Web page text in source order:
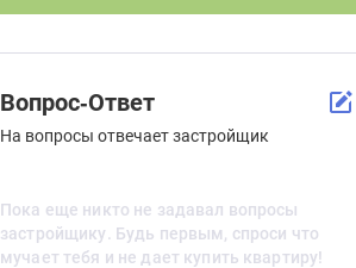
Вопрос-Ответ
На вопросы отвечает застройщик
Пока еще никто не задавал вопросы
застройщику. Будь первым, спроси что
мучает тебя и не дает купить квартиру!